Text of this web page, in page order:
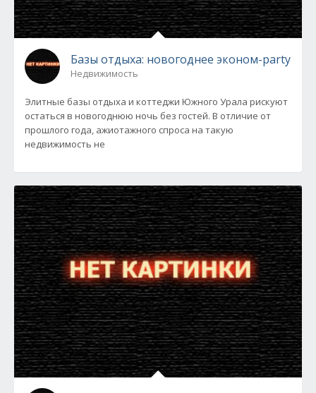
Базы отдыха: новогоднее эконом-party
Недвижимость
Элитные базы отдыха и коттеджи Южного Урала рискуют
остаться в новогоднюю ночь без гостей. В отличие от
прошлого года, ажиотажного спроса на такую
недвижимость не